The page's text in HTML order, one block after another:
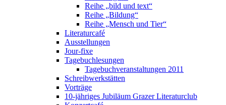
Reihe „bild und text“
Reihe „Bildung“
Reihe „Mensch und Tier“
Literaturcafé
Ausstellungen
Jour-fixe
Tagebuchlesungen
Tagebuchveranstaltungen 2011
Schreibwerkstätten
Vorträge
10-jähriges Jubiläum Grazer Literaturclub